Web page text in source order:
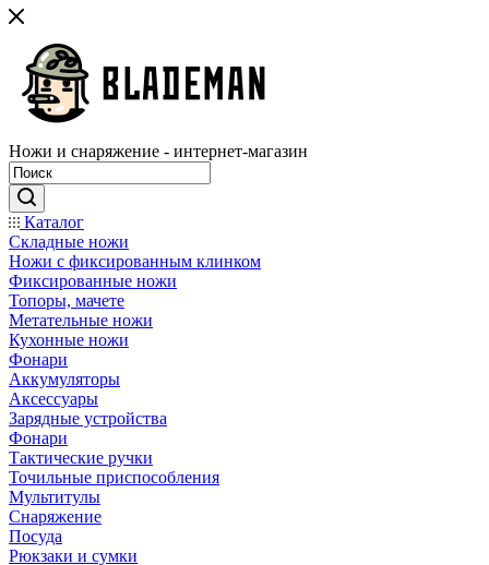
Ножи и снаряжение - интернет-магазин
Каталог
Складные ножи
Ножи с фиксированным клинком
Фиксированные ножи
Топоры, мачете
Метательные ножи
Кухонные ножи
Фонари
Аккумуляторы
Аксессуары
Зарядные устройства
Фонари
Тактические ручки
Точильные приспособления
Мультитулы
Снаряжение
Посуда
Рюкзаки и сумки